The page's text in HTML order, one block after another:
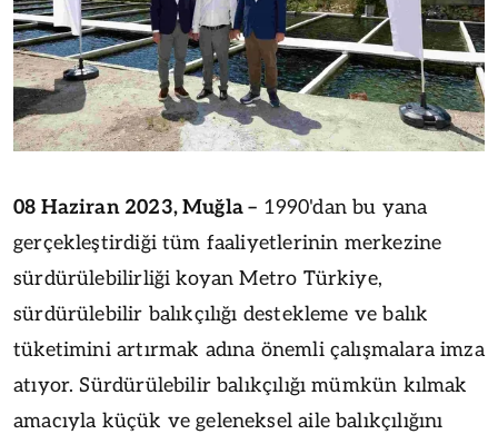
08 Haziran 2023, Muğla – 1990'dan bu yana
gerçekleştirdiği tüm faaliyetlerinin merkezine
sürdürülebilirliği koyan Metro Türkiye,
sürdürülebilir balıkçılığı destekleme ve balık
tüketimini artırmak adına önemli çalışmalara imza
atıyor. Sürdürülebilir balıkçılığı mümkün kılmak
amacıyla küçük ve geleneksel aile balıkçılığını